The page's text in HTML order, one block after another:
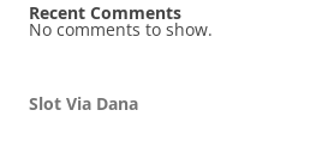
Recent Comments
No comments to show.
Slot Via Dana